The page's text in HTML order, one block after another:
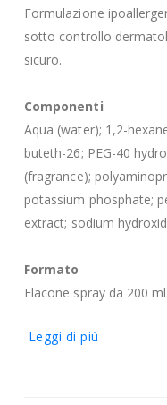
Formulazione
sotto controllo
sicuro.
Componenti
Aqua (water); 1,2-
buteth-26; PEG-40
(fragrance);
potassium phosphate;
extract; sodium
Formato
Flacone spray da 200 ml.
Leggi di più